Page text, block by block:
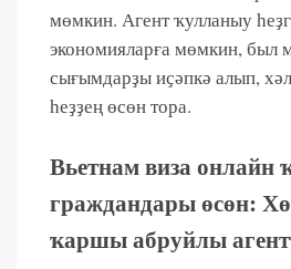
мөмкин. Агент ҡулланыу
экономияларға мөмкин, был
сығымдарҙы иҫәпкә алып,
һеҙҙең өсөн тора.
Вьетнам виза онлайн
граждандары өсөн:
ҡаршы абруйлы